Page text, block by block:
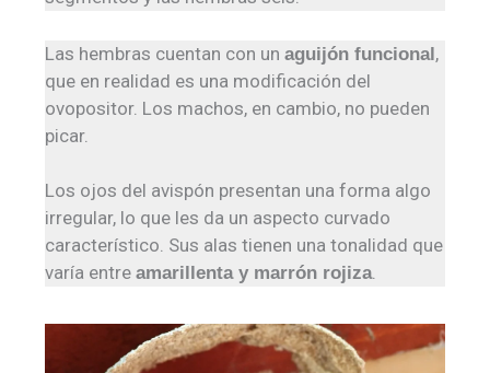
Las hembras cuentan con unaguijón funcional,
que en realidad es una modificación del
ovopositor. Los machos, en cambio, no pueden
picar.
Los ojos del avispón presentan una forma algo
irregular, lo que les da un aspecto curvado
característico. Sus alas tienen una tonalidad que
varía entreamarillenta y marrón rojiza.